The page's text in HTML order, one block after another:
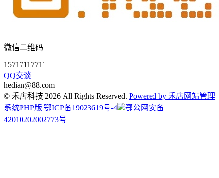
微信二维码
15717117711
QQ交谈
hedian@88.com
© 禾店科技 2026 All Rights Reserved. Powered by 禾店网站管理
系统PHP版 鄂ICP备19023619号-4
鄂公网安备
42010202002773号